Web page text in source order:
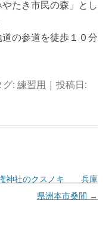
たき市民の森」とし
の参道を徒歩１０分
グ: 練習用 | 投稿日:
神社のクスノキ 兵庫
県洲本市桑間 →